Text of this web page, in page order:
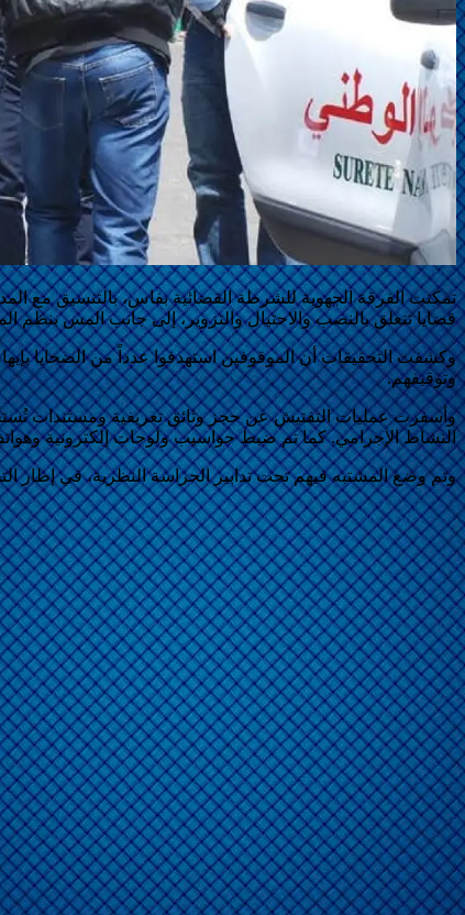
قضايا تتعلق بالنصب والاحتيال والتزوير، إلى جانب المس بنظم
وكشفت التحقيقات أن الموقوفين استهدفوا عدداً من الضحايا
وتوقيفهم.
وأسفرت عمليات التفتيش عن حجز وثائق تعريفية ومستندات
النشاط الإجرامي. كما تم ضبط حواسيب ولوحات إلكترونية
وتم وضع المشتبه فيهم تحت تدابير الحراسة النظرية، في إطار